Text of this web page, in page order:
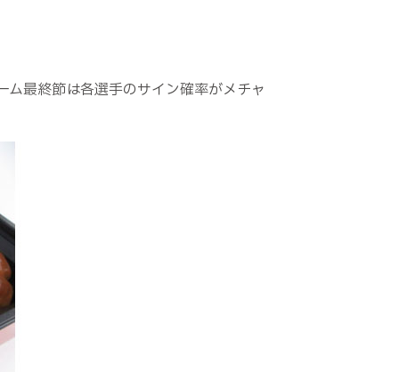
最終節は各選手のサイン確率がメチャ